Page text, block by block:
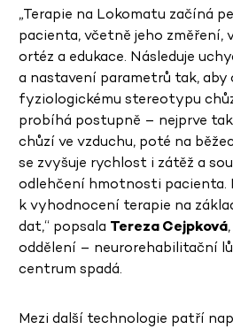
„Terapie na Lokomatu začíná
pacienta, včetně jeho změření,
ortéz a edukace. Následuje
a nastavení parametrů tak, aby
fyziologickému stereotypu
probíhá postupně – nejprve
chůzí ve vzduchu, poté na
se zvyšuje rychlost i zátěž a
odlehčení hmotnosti pacienta.
k vyhodnocení terapie na
dat,“ popsala Tereza Cejpková
oddělení – neurorehabilitační
centrum spadá.
Mezi další technologie patří